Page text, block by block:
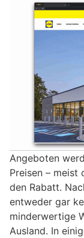
Angeboten
Preisen – meist
den Rabatt.
entweder gar
minderwertige
Ausland. In